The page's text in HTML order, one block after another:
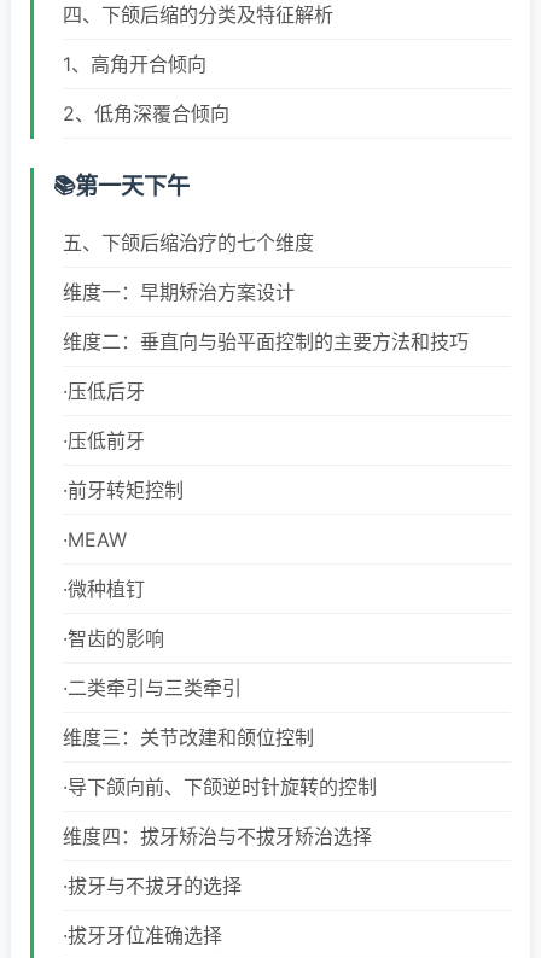
四、下颌后缩的分类及特征解析
1、高角开合倾向
2、低角深覆合倾向
第一天下午
五、下颌后缩治疗的七个维度
维度一：早期矫治方案设计
维度二：垂直向与骀平面控制的主要方法和技巧
·压低后牙
·压低前牙
·前牙转矩控制
·MEAW
·微种植钉
·智齿的影响
·二类牵引与三类牵引
维度三：关节改建和颌位控制
·导下颌向前、下颌逆时针旋转的控制
维度四：拔牙矫治与不拔牙矫治选择
·拔牙与不拔牙的选择
·拔牙牙位准确选择